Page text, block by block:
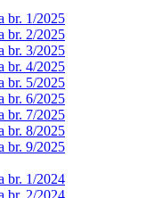
br. 1/2025
br. 2/2025
br. 3/2025
br. 4/2025
br. 5/2025
br. 6/2025
br. 7/2025
br. 8/2025
br. 9/2025
br. 1/2024
br. 2/2024